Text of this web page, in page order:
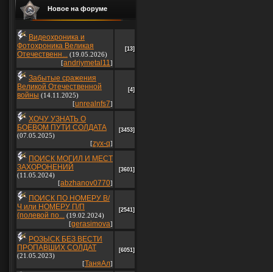
Новое на форуме
Видеохроника и
Фотохроника Великая
Отечественн... (19.05.2026)
[andriymetal11]
[13]
Забытые сражения
Великой Отечественной
войны (14.11.2025)
[unrealnfs7]
[4]
ХОЧУ УЗНАТЬ О
БОЕВОМ ПУТИ СОЛДАТА
(07.05.2025)
[zyx-q]
[3453]
ПОИСК МОГИЛ И МЕСТ
ЗАХОРОНЕНИЙ
(11.05.2024)
[abzhanov0770]
[3601]
ПОИСК ПО НОМЕРУ В/
Ч или НОМЕРУ П/П
(полевой по... (19.02.2024)
[gerasimova]
[2541]
РОЗЫСК БЕЗ ВЕСТИ
ПРОПАВШИХ СОЛДАТ
(21.05.2023)
[ТаняАл]
[6051]